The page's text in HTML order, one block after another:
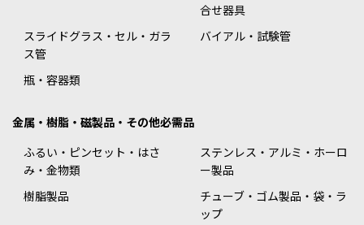
合せ器具
スライドグラス・セル・ガラ
ス管
バイアル・試験管
瓶・容器類
金属・樹脂・磁製品・その他必需品
ふるい・ピンセット・はさ
み・金物類
ステンレス・アルミ・ホーロ
ー製品
樹脂製品
チューブ・ゴム製品・袋・ラ
ップ